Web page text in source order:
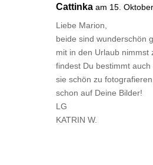
Cattinka am 15.
Liebe Marion,
beide sind wunderschön
mit in den Urlaub nimmst
findest Du bestimmt
sie schön zu
schon auf Deine Bilder!
LG
KATRIN W.